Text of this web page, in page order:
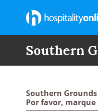
Southern
Southern
Por favor,